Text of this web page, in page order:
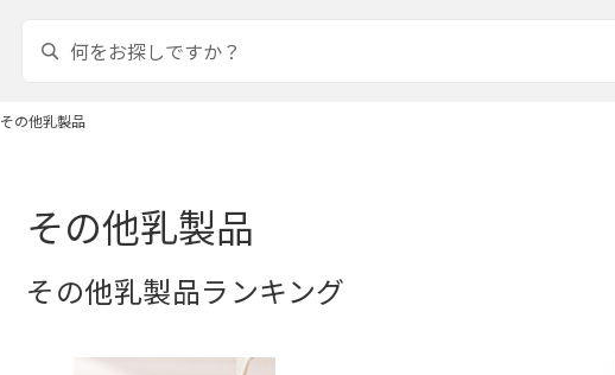
その他乳製品
その他乳製品
その他乳製品ランキング